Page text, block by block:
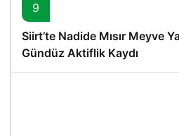
9
Siirt’te Nadide Mısır Meyve
Gündüz Aktiflik Kaydı